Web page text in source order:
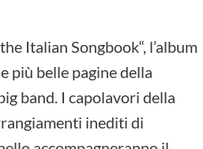
Italian Songbook“, l’album
più belle pagine della
band. I capolavori della
inediti di